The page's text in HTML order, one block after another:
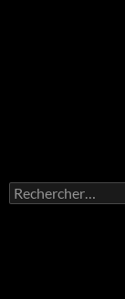
Rechercher :